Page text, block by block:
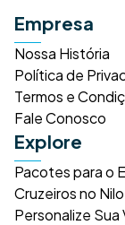
Empresa
Nossa História
Política de
Termos e
Fale Conosco
Explore
Pacotes para o
Cruzeiros no Nilo
Personalize Sua